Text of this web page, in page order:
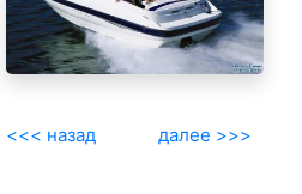
<<< назад далее >>>